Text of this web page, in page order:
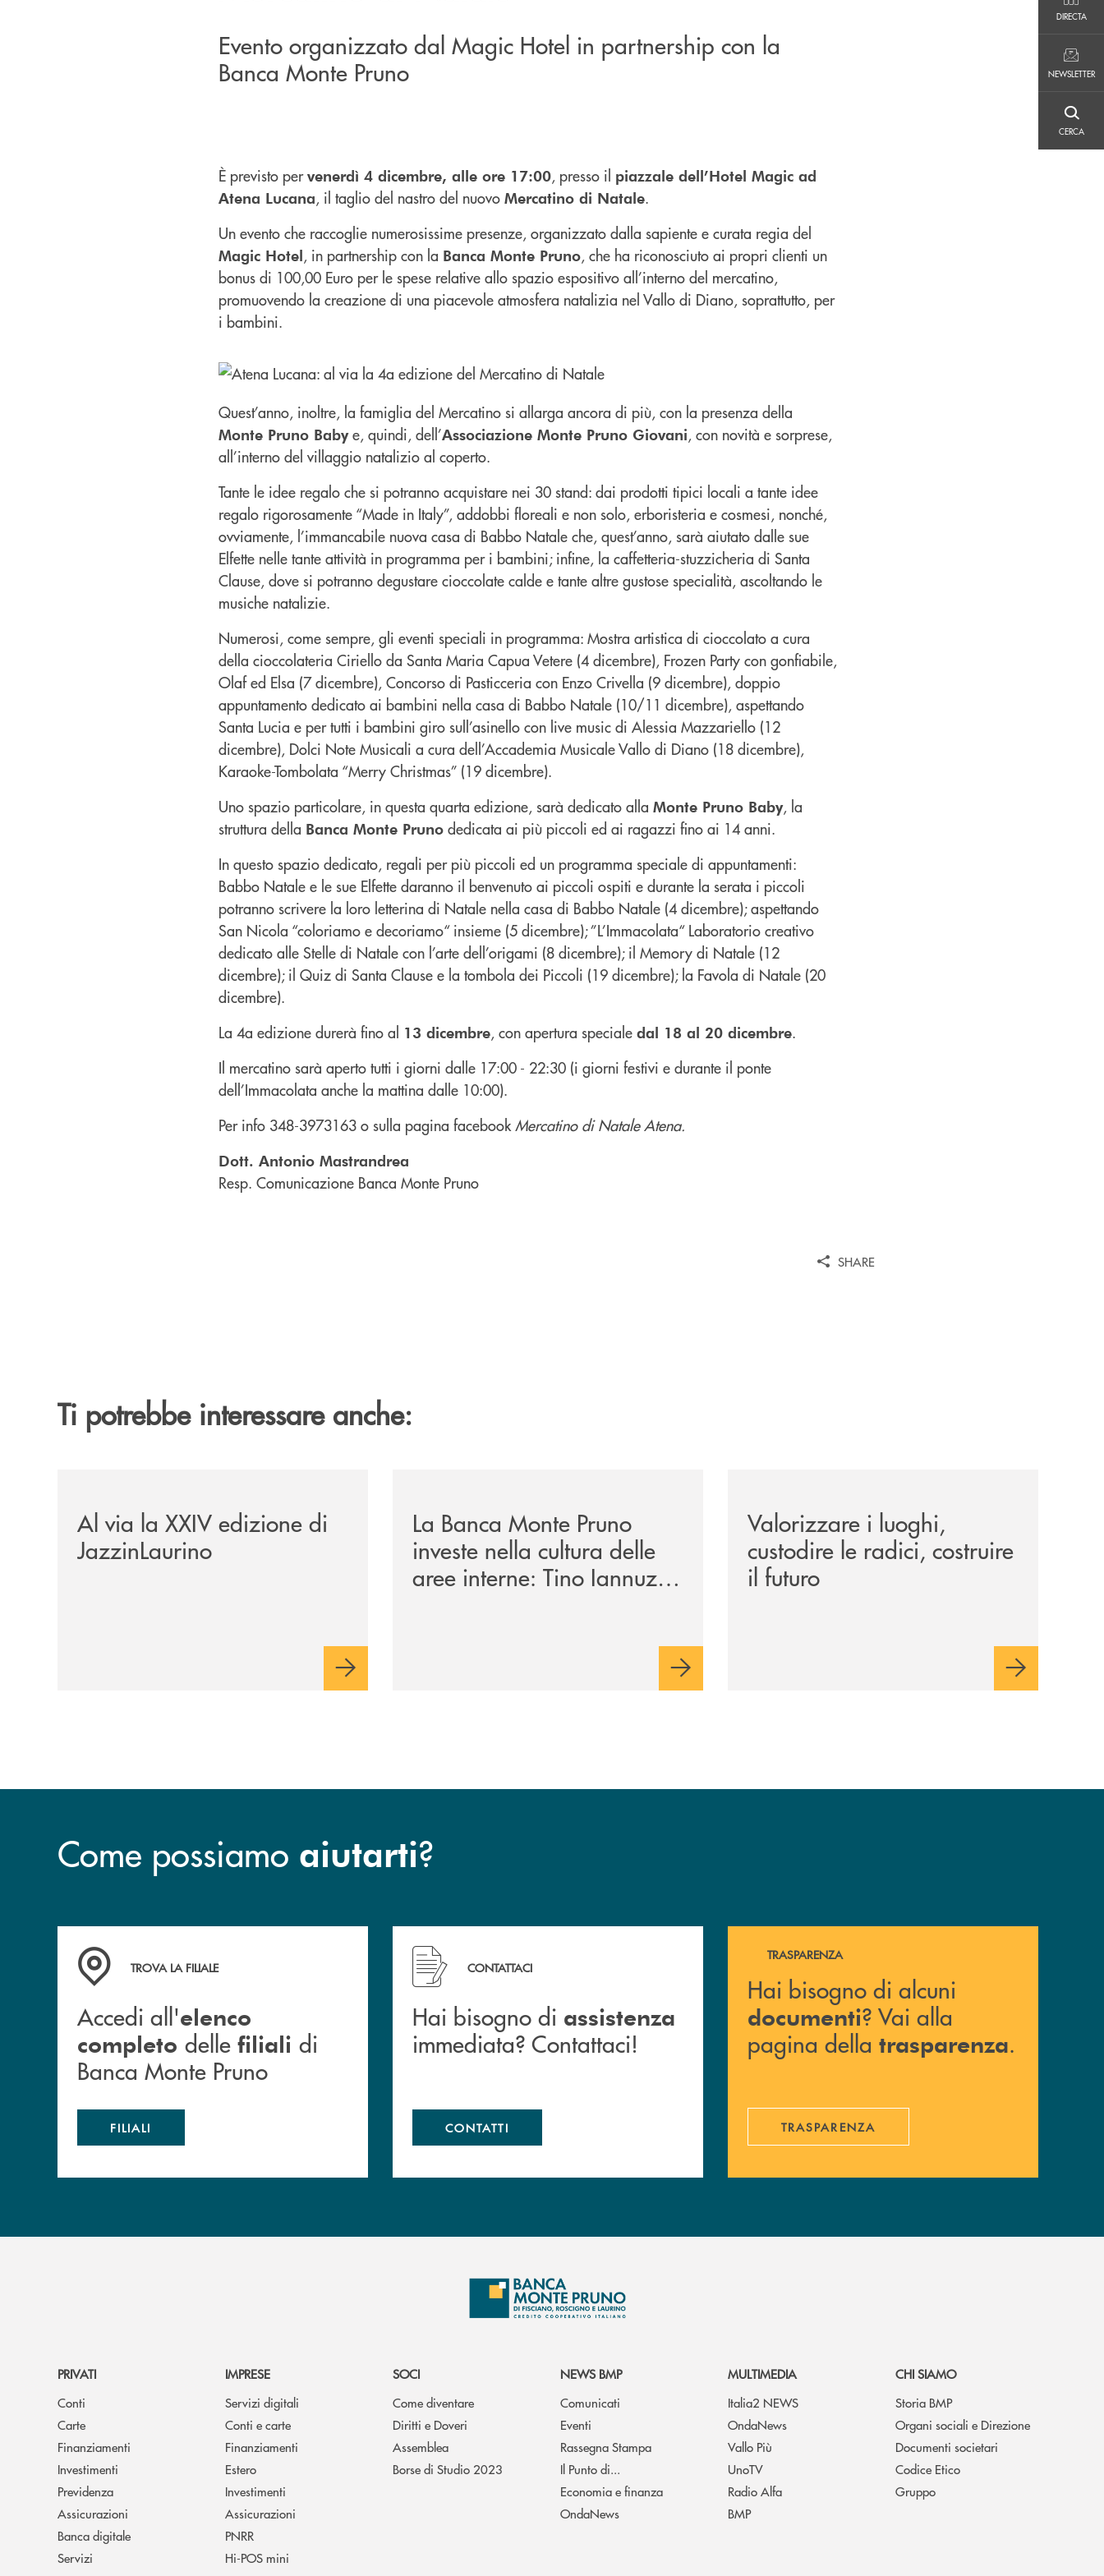
DIRECTA
NEWSLETTER
CERCA
Evento organizzato dal Magic Hotel in partnership con la
Banca Monte Pruno
È previsto pervenerdì 4 dicembre, alle ore 17:00, presso il piazzale dell’Hotel Magic ad
Atena Lucana, il taglio del nastro del nuovo Mercatino di Natale.
Un evento che raccoglie numerosissime presenze, organizzato dalla sapiente e curata regia del
Magic Hotel, in partnership con la Banca Monte Pruno, che ha riconosciuto ai propri clienti un
bonus di 100,00 Euro per le spese relative allo spazio espositivo all’interno del mercatino,
promuovendo la creazione di una piacevole atmosfera natalizia nel Vallo di Diano, soprattutto, per
i bambini.
Quest’anno, inoltre, la famiglia del Mercatino si allarga ancora di più, con la presenza della
Monte Pruno Babye, quindi, dell’Associazione Monte Pruno Giovani, con novità e sorprese,
all’interno del villaggio natalizio al coperto.
Tante le idee regalo che si potranno acquistare nei 30 stand: dai prodotti tipici locali a tante idee
regalo rigorosamente “Made in Italy”, addobbi floreali e non solo, erboristeria e cosmesi, nonché,
ovviamente, l’immancabile nuova casa di Babbo Natale che, quest’anno, sarà aiutato dalle sue
Elfette nelle tante attività in programma per i bambini; infine, la caffetteria-stuzzicheria di Santa
Clause, dove si potranno degustare cioccolate calde e tante altre gustose specialità, ascoltando le
musiche natalizie.
Numerosi, come sempre, gli eventi speciali in programma: Mostra artistica di cioccolato a cura
della cioccolateria Ciriello da Santa Maria Capua Vetere (4 dicembre), Frozen Party con gonfiabile,
Olaf ed Elsa (7 dicembre), Concorso di Pasticceria con Enzo Crivella (9 dicembre), doppio
appuntamento dedicato ai bambini nella casa di Babbo Natale (10/11 dicembre), aspettando
Santa Lucia e per tutti i bambini giro sull’asinello con live music di Alessia Mazzariello (12
dicembre), Dolci Note Musicali a cura dell’Accademia Musicale Vallo di Diano (18 dicembre),
Karaoke-Tombolata “Merry Christmas” (19 dicembre).
Uno spazio particolare, in questa quarta edizione, sarà dedicato alla Monte Pruno Baby, la
struttura della Banca Monte Pruno dedicata ai più piccoli ed ai ragazzi fino ai 14 anni.
In questo spazio dedicato, regali per più piccoli ed un programma speciale di appuntamenti:
Babbo Natale e le sue Elfette daranno il benvenuto ai piccoli ospiti e durante la serata i piccoli
potranno scrivere la loro letterina di Natale nella casa di Babbo Natale (4 dicembre); aspettando
San Nicola “coloriamo e decoriamo“ insieme (5 dicembre); ”L’Immacolata“ Laboratorio creativo
dedicato alle Stelle di Natale con l’arte dell’origami (8 dicembre); il Memory di Natale (12
dicembre); il Quiz di Santa Clause e la tombola dei Piccoli (19 dicembre); la Favola di Natale (20
dicembre).
La 4a edizione durerà fino al 13 dicembre, con apertura speciale dal 18 al 20 dicembre.
Il mercatino sarà aperto tutti i giorni dalle 17:00 - 22:30 (i giorni festivi e durante il ponte
dell’Immacolata anche la mattina dalle 10:00).
Per info 348-3973163 o sulla pagina facebook Mercatino di Natale Atena.
Dott. Antonio Mastrandrea
Resp. Comunicazione Banca Monte Pruno
SHARE
Ti potrebbe interessare anche:
Al via la XXIV edizione di
JazzinLaurino
La Banca Monte Pruno
investe nella cultura delle
aree interne: Tino Iannuzzi
Valorizzare i luoghi,
custodire le radici, costruire
il futuro
Come possiamo aiutarti?
Accedi all' elenco completo&nbsp; delle&nbsp; filiali&nbsp; di Banca Monte Pruno
TROVA LA FILIALE
Accedi all'elenco
completo delle filiali di
Banca Monte Pruno
FILIALI
Hai bisogno di assistenza immediata? Contattaci!
CONTATTACI
Hai bisogno di assistenza
immediata? Contattaci!
CONTATTI
Hai bisogno di alcuni documenti ? Vai alla pagina della
TRASPARENZA
Hai bisogno di alcuni
documenti? Vai alla
pagina della trasparenza.
TRASPARENZA
PRIVATI
Conti
Carte
Finanziamenti
Investimenti
Previdenza
Assicurazioni
Banca digitale
Servizi
IMPRESE
Servizi digitali
Conti e carte
Finanziamenti
Estero
Investimenti
Assicurazioni
PNRR
Hi-POS mini
SOCI
Come diventare
Diritti e Doveri
Assemblea
Borse di Studio 2023
NEWS BMP
Comunicati
Eventi
Rassegna Stampa
Il Punto di...
Economia e finanza
OndaNews
MULTIMEDIA
Italia2 NEWS
OndaNews
Vallo Più
UnoTV
Radio Alfa
BMP
CHI SIAMO
Storia BMP
Organi sociali e Direzione
Documenti societari
Codice Etico
Gruppo